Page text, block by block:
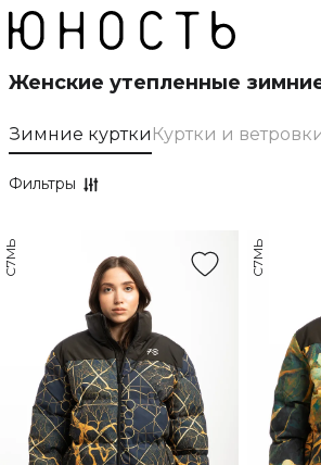
Женские утепленные
Зимние куртки Куртки и
Фильтры
С7МЬ С7МЬ